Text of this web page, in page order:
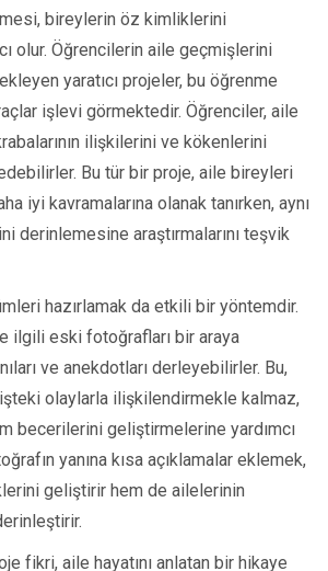
bireylerin öz kimliklerini
olur. Öğrencilerin aile geçmişlerini
yaratıcı projeler, bu öğrenme
işlevi görmektedir. Öğrenciler, aile
ilişkilerini ve kökenlerini
Bu tür bir proje, aile bireyleri
iyi kavramalarına olanak tanırken, aynı
derinlemesine araştırmalarını teşvik
hazırlamak da etkili bir yöntemdir.
ilgili eski fotoğrafları bir araya
ve anekdotları derleyebilirler. Bu,
olaylarla ilişkilendirmekle kalmaz,
becerilerini geliştirmelerine yardımcı
yanına kısa açıklamalar eklemek,
geliştirir hem de ailelerinin
fikri, aile hayatını anlatan bir hikaye